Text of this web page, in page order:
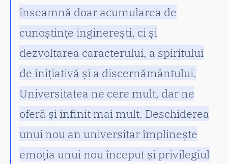
înseamnă doar acumularea de
cunoștințe inginerești, ci și
dezvoltarea caracterului, a spiritului
de inițiativă și a discernământului.
Universitatea ne cere mult, dar ne
oferă și infinit mai mult. Deschiderea
unui nou an universitar împlinește
emoția unui nou început și privilegiul